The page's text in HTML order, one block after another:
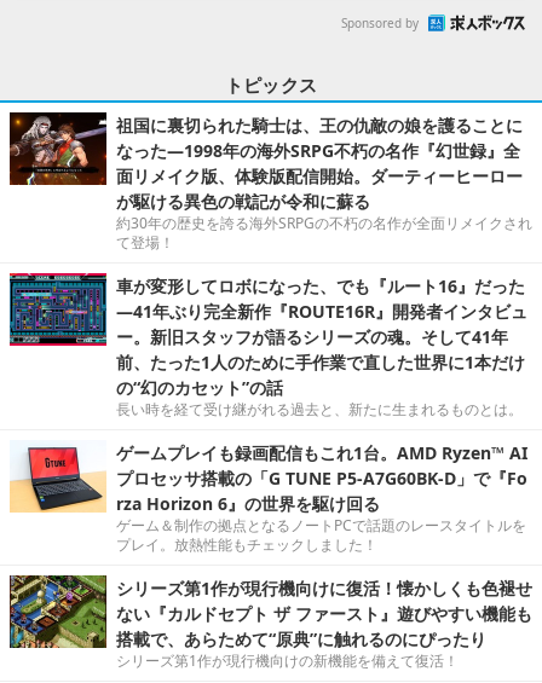
Sponsored by
トピックス
祖国に裏切られた騎士は、王の仇敵の娘を護ることに
なった―1998年の海外SRPG不朽の名作『幻世録』全
面リメイク版、体験版配信開始。ダーティーヒーロー
が駆ける異色の戦記が令和に蘇る
約30年の歴史を誇る海外SRPGの不朽の名作が全面リメイクされ
て登場！
車が変形してロボになった、でも『ルート16』だった
―41年ぶり完全新作『ROUTE16R』開発者インタビュ
ー。新旧スタッフが語るシリーズの魂。そして41年
前、たった1人のために手作業で直した世界に1本だけ
の“幻のカセット”の話
長い時を経て受け継がれる過去と、新たに生まれるものとは。
ゲームプレイも録画配信もこれ1台。AMD Ryzen™ AI
プロセッサ搭載の「G TUNE P5-A7G60BK-D」で『Fo
rza Horizon 6』の世界を駆け回る
ゲーム＆制作の拠点となるノートPCで話題のレースタイトルを
プレイ。放熱性能もチェックしました！
シリーズ第1作が現行機向けに復活！懐かしくも色褪せ
ない『カルドセプト ザ ファースト』遊びやすい機能も
搭載で、あらためて“原典”に触れるのにぴったり
シリーズ第1作が現行機向けの新機能を備えて復活！